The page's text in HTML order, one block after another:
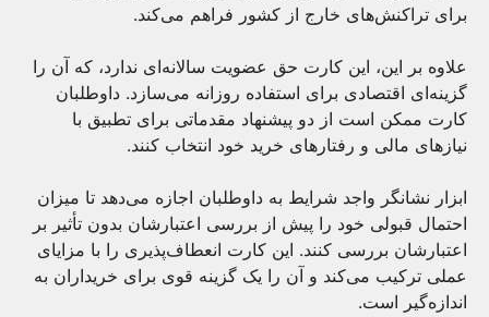
برای تراکنش‌های خارج از کشور فراهم می‌کند.
علاوه بر این، این کارت حق عضویت سالانه‌ای ندارد، که آن را
گزینه‌ای اقتصادی برای استفاده روزانه می‌سازد. داوطلبان
کارت ممکن است از دو پیشنهاد مقدماتی برای تطبیق با
نیازهای مالی و رفتارهای خرید خود انتخاب کنند.
ابزار نشانگر واجد شرایط به داوطلبان اجازه می‌دهد تا میزان
احتمال قبولی خود را پیش از بررسی اعتبارشان بدون تأثیر بر
اعتبارشان بررسی کنند. این کارت انعطاف‌پذیری را با مزایای
عملی ترکیب می‌کند و آن را یک گزینه قوی برای خریداران به
اندازه‌گیر است.